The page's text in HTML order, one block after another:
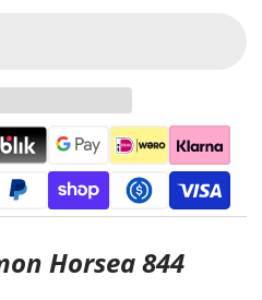
Horsea 844